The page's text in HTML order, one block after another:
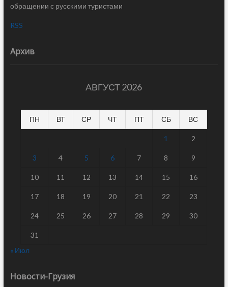
обращении с русскими туристами
RSS
Архив
АВГУСТ 2026
ПН ВТ СР ЧТ ПТ СБ ВС
1 2
3 4 5 6 7 8 9
10 11 12 13 14 15 16
17 18 19 20 21 22 23
24 25 26 27 28 29 30
31
« Июл
Новости-Грузия